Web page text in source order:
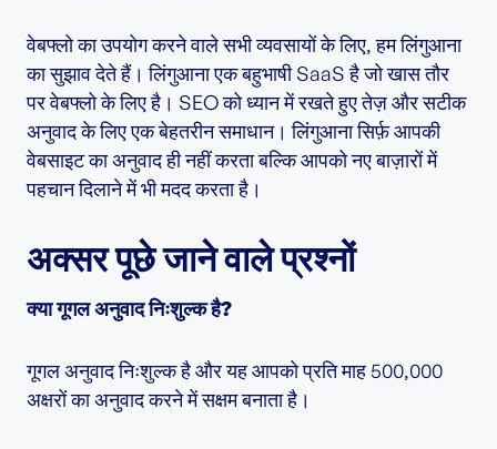
वेबफ्लो का उपयोग करने वाले सभी व्यवसायों के लिए, हम लिंगुआना
का सुझाव देते हैं। लिंगुआना एक बहुभाषी SaaS है जो खास तौर
पर वेबफ्लो के लिए है। SEO को ध्यान में रखते हुए तेज़ और सटीक
अनुवाद के लिए एक बेहतरीन समाधान। लिंगुआना सिर्फ़ आपकी
वेबसाइट का अनुवाद ही नहीं करता बल्कि आपको नए बाज़ारों में
पहचान दिलाने में भी मदद करता है।
अक्सर पूछे जाने वाले प्रश्नों
क्या गूगल अनुवाद निःशुल्क है?
गूगल अनुवाद निःशुल्क है और यह आपको प्रति माह 500,000
अक्षरों का अनुवाद करने में सक्षम बनाता है।